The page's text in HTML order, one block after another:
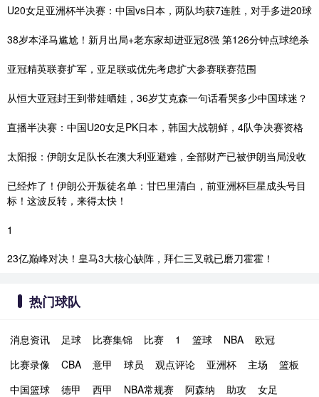
U20女足亚洲杯半决赛：中国vs日本，两队均获7连胜，对手多进20球
38岁本泽马尴尬！新月出局+老东家却进亚冠8强 第126分钟点球绝杀
亚冠精英联赛扩军，亚足联或优先考虑扩大参赛联赛范围
从恒大亚冠封王到带娃晒娃，36岁艾克森一句话看哭多少中国球迷？
直播半决赛：中国U20女足PK日本，韩国大战朝鲜，4队争决赛资格
太阳报：伊朗女足队长在澳大利亚避难，全部财产已被伊朗当局没收
已经炸了！伊朗公开叛徒名单：甘巴里清白，前亚洲杯巨星成头号目
标！这波反转，来得太快！
1
23亿巅峰对决！皇马3大核心缺阵，拜仁三叉戟已磨刀霍霍！
热门球队
消息资讯 足球 比赛集锦 比赛 1 篮球 NBA
欧冠
比赛录像
CBA 意甲 球员 观点评论 亚洲杯 主场
篮板
中国篮球
德甲 西甲 NBA常规赛 阿森纳 助攻 女足